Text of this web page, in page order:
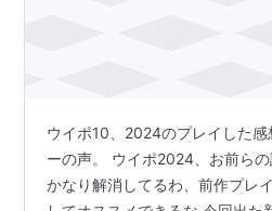
ウイポ10、2024のプレイした
ーの声。 ウイポ2024、お前ら
かなり解消してるわ、前作プレ